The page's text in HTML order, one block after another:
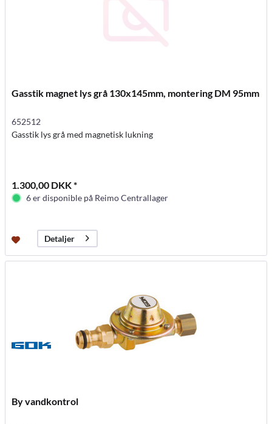
Gasstik magnet lys grå 130x145mm, montering DM 95mm
652512
Gasstik lys grå med magnetisk lukning
1.300,00 DKK *
6 er disponible på Reimo Centrallager
Detaljer
By vandkontrol